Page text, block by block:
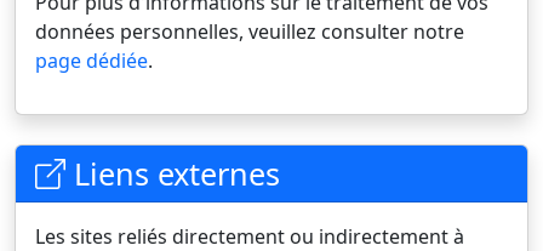
données personnelles, veuillez consulter notre
page dédiée.
Liens externes
Les sites reliés directement ou indirectement à